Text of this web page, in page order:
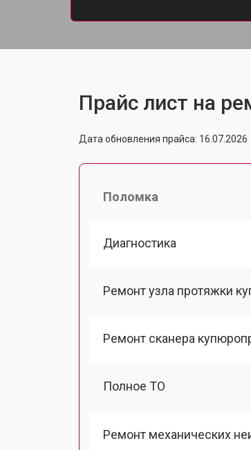
Прайс лист на
Дата обновления прайса: 16.07.2026
Поломка
Диагностика
Ремонт узла протяжки
Ремонт сканера
Полное ТО
Ремонт механических